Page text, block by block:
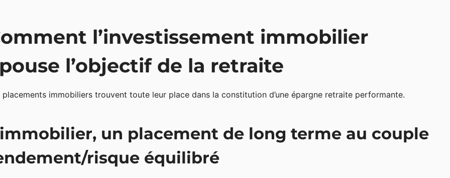
l’investissement immobilier
l’objectif de la retraite
placements immobiliers trouvent toute leur place dans la constitution d’une épargne retraite performante.
un placement de long terme au couple
risque équilibré